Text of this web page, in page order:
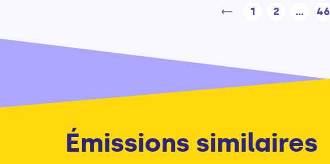
1 2 ... 46
Émissions similaires